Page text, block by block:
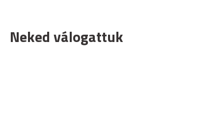
Neked válogattuk